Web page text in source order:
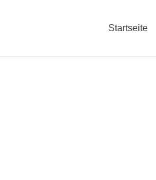
Startseite